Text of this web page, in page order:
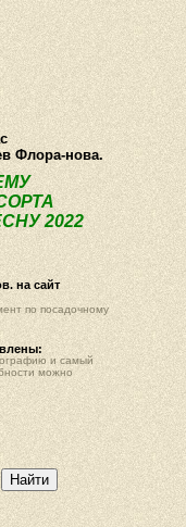
Статьи Опт
Флора-нова.
2022
на сайт
по посадочному
и самый
можно